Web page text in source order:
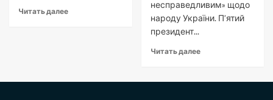
Читать далее
несправедливим» щодо
народу України. П’ятий
президент...
Читать далее